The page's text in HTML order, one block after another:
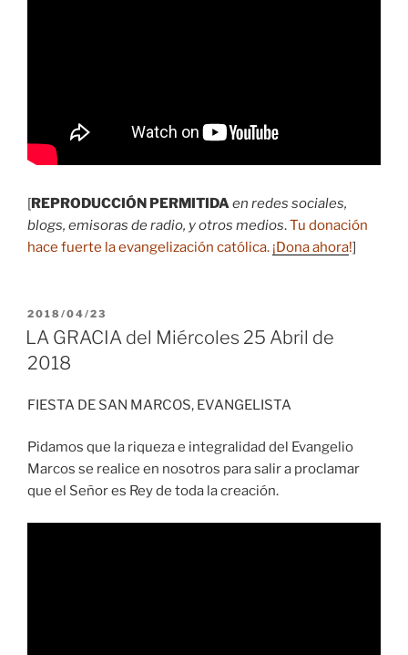
[REPRODUCCIÓN PERMITIDA en redes sociales,
blogs, emisoras de radio, y otros medios.Tu donación
hace fuerte la evangelización católica. ¡Dona ahora!]
PUBLICADO
EL
2018/04/23
LA GRACIA del Miércoles 25 Abril de
2018
FIESTA DE SAN MARCOS, EVANGELISTA
Pidamos que la riqueza e integralidad del Evangelio
Marcos se realice en nosotros para salir a proclamar
que el Señor es Rey de toda la creación.